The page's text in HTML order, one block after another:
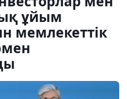
ұйым
мемлекеттік